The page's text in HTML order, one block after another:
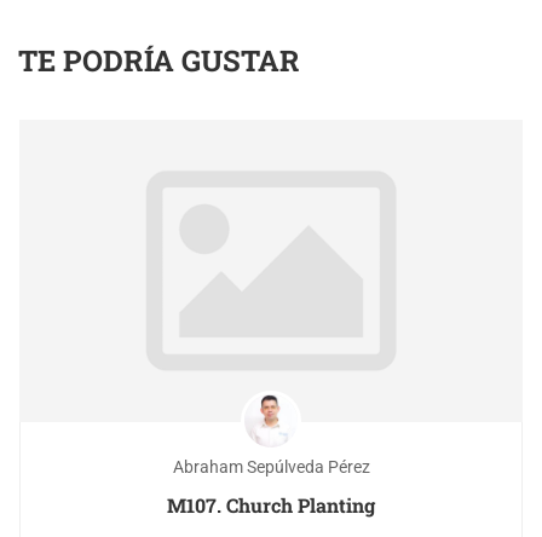
TE PODRÍA GUSTAR
Abraham Sepúlveda Pérez
M107. Church Planting